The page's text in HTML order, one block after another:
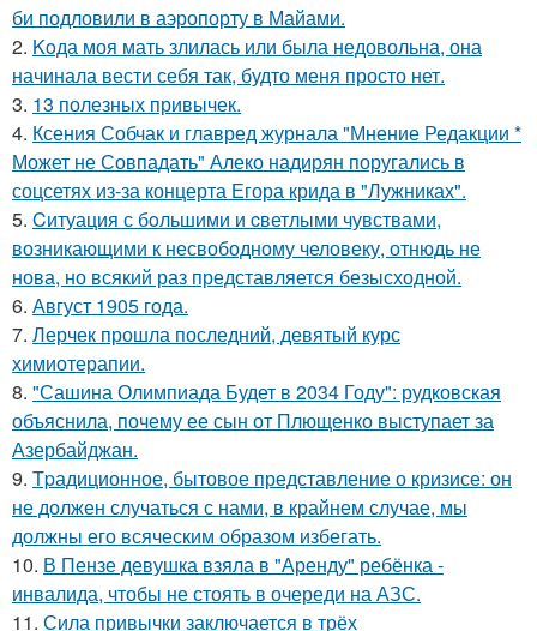
би подловили в аэропорту в Майами.
2. Koда моя мать злилась или была недовольна, она
начинала вести себя так, будто меня просто нет.
3. 13 полезных привычек.
4. Ксения Собчак и главред журнала "Мнение Редакции *
Может не Совпадать" Алеко надирян поругались в
соцсетях из-за концерта Егора крида в "Лужниках".
5. Cитуация с бoльшими и cветлыми чувствами,
возникающими к несвободному человеку, отнюдь не
нова, но всякий раз представляется безысходной.
6. Август 1905 года.
7. Лерчек прошла последний, девятый курс
химиотерапии.
8. "Сашина Олимпиада Будет в 2034 Году": рудковская
объяснила, почему ее сын от Плющенко выступает за
Азербайджан.
9. Tpадиционное, бытовое представление о кризисе: он
не должен случаться с нами, в крайнем случае, мы
должны его всяческим образом избегать.
10. В Пензе девушка взяла в "Аренду" ребёнка -
инвалида, чтобы не стоять в очереди на АЗС.
11. Сила привычки заключается в трёх